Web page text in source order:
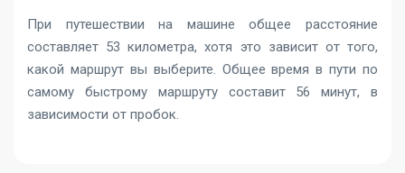
При путешествии на машине общее расстояние
составляет 53 километра, хотя это зависит от того,
какой маршрут вы выберите. Общее время в пути по
самому быстрому маршруту составит 56 минут, в
зависимости от пробок.